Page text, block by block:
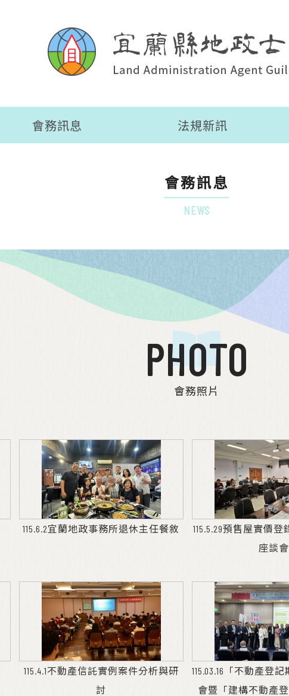
會務訊息 法規新訊
會務訊息
NEWS
PHOTO
會務照片
115.6.2宜蘭地政事務所退休主任餐敘
115.5.29預售屋實價
座談會
115.4.1不動產信託實例案件分析與研
討
115.03.16「不動產登
會暨「建構不動產